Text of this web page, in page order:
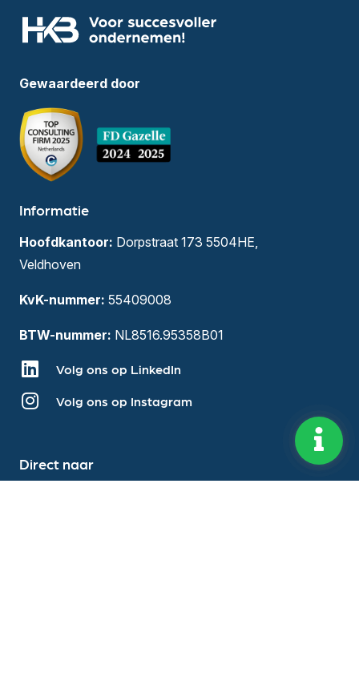
Gewaardeerd door
Informatie
Hoofdkantoor: Dorpstraat 173 5504HE,
Veldhoven
KvK-nummer: 55409008
BTW-nummer: NL8516.95358B01
Volg ons op LinkedIn
Volg ons op Instagram
Direct naar